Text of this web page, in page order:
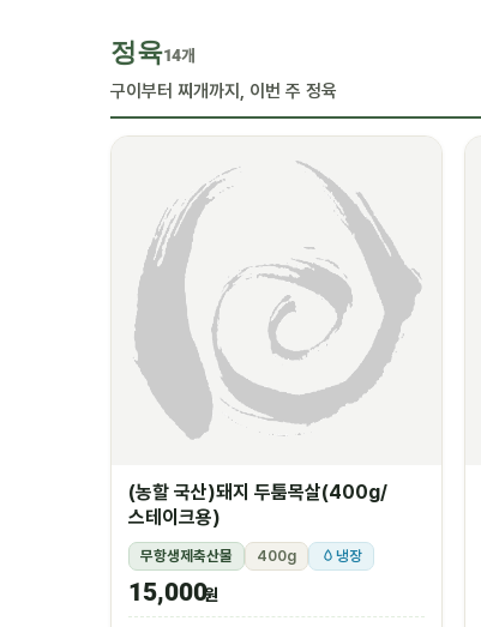
정육14개
구이부터 찌개까지, 이번 주 정육
(농할 국산)돼지 두툼목살(400g/
스테이크용)
무항생제축산물 400g 냉장
15,000원